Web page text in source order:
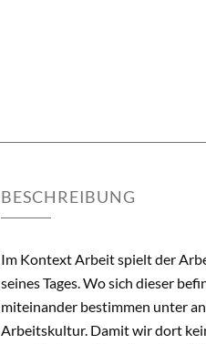
BESCHREIBUNG
Im Kontext Arbeit spielt der
seines Tages. Wo sich dieser
miteinander bestimmen unter
Arbeitskultur. Damit wir dort